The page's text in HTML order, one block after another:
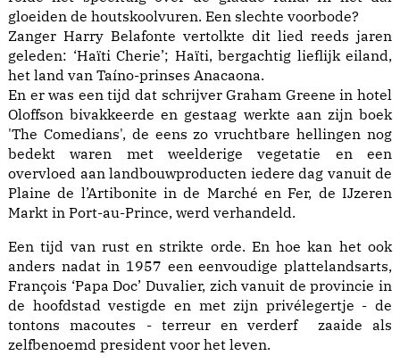
gloeiden de houtskoolvuren. Een slechte voorbode?
Zanger Harry Belafonte vertolkte dit lied reeds jaren
geleden: ‘Haïti Cherie’; Haïti, bergachtig lieflijk eiland,
het land van Taíno-prinses Anacaona.
En er was een tijd dat schrijver Graham Greene in hotel
Oloffson bivakkeerde en gestaag werkte aan zijn boek
'The Comedians', de eens zo vruchtbare hellingen nog
bedekt waren met weelderige vegetatie en een
overvloed aan landbouwproducten iedere dag vanuit de
Plaine de l’Artibonite in de Marché en Fer, de IJzeren
Markt in Port-au-Prince, werd verhandeld.
Een tijd van rust en strikte orde. En hoe kan het ook
anders nadat in 1957 een eenvoudige plattelandsarts,
François ‘Papa Doc’ Duvalier, zich vanuit de provincie in
de hoofdstad vestigde en met zijn privélegertje - de
tontons macoutes - terreur en verderf zaaide als
zelfbenoemd president voor het leven.